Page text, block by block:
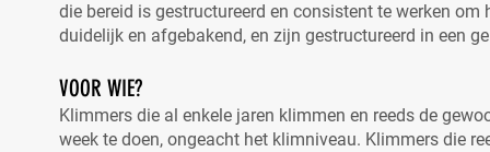
die bereid is gestructureerd en consistent te werken
duidelijk en afgebakend, en zijn gestructureerd in een
VOOR WIE?
Klimmers die al enkele jaren klimmen en reeds de
week te doen, ongeacht het klimniveau. Klimmers die